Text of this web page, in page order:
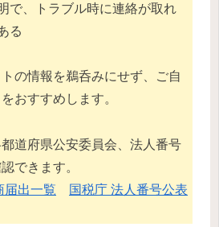
で、トラブル時に連絡が取れ
る
の情報を鵜呑みにせず、ご自
おすすめします。
道府県公安委員会、法人番号
できます。
届出一覧
国税庁 法人番号公表